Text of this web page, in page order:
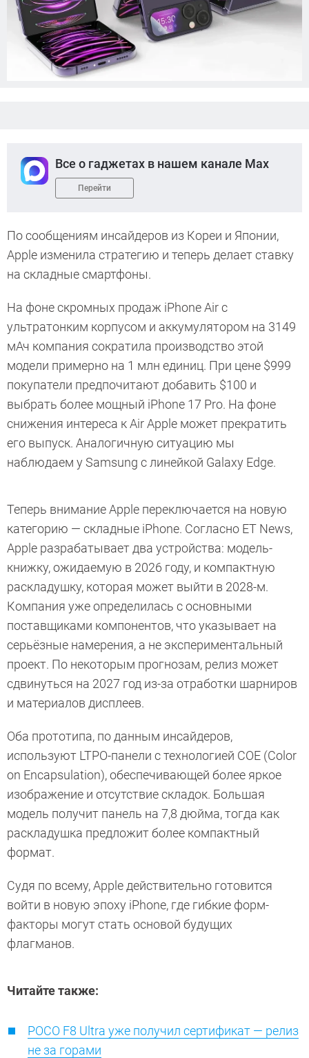
Все о гаджетах в нашем канале Max
Перейти
По сообщениям инсайдеров из Кореи и Японии,
Apple изменила стратегию и теперь делает ставку
на складные смартфоны.
На фоне скромных продаж iPhone Air с
ультратонким корпусом и аккумулятором на 3149
мАч компания сократила производство этой
модели примерно на 1 млн единиц. При цене $999
покупатели предпочитают добавить $100 и
выбрать более мощный iPhone 17 Pro. На фоне
снижения интереса к Air Apple может прекратить
его выпуск. Аналогичную ситуацию мы
наблюдаем у Samsung с линейкой Galaxy Edge.
Теперь внимание Apple переключается на новую
категорию — складные iPhone. Согласно ET News,
Apple разрабатывает два устройства: модель-
книжку, ожидаемую в 2026 году, и компактную
раскладушку, которая может выйти в 2028-м.
Компания уже определилась с основными
поставщиками компонентов, что указывает на
серьёзные намерения, а не экспериментальный
проект. По некоторым прогнозам, релиз может
сдвинуться на 2027 год из-за отработки шарниров
и материалов дисплеев.
Оба прототипа, по данным инсайдеров,
используют LTPO-панели с технологией COE (Color
on Encapsulation), обеспечивающей более яркое
изображение и отсутствие складок. Большая
модель получит панель на 7,8 дюйма, тогда как
раскладушка предложит более компактный
формат.
Судя по всему, Apple действительно готовится
войти в новую эпоху iPhone, где гибкие форм-
факторы могут стать основой будущих
флагманов.
Читайте также:
POCO F8 Ultra уже получил сертификат — релиз
не за горами